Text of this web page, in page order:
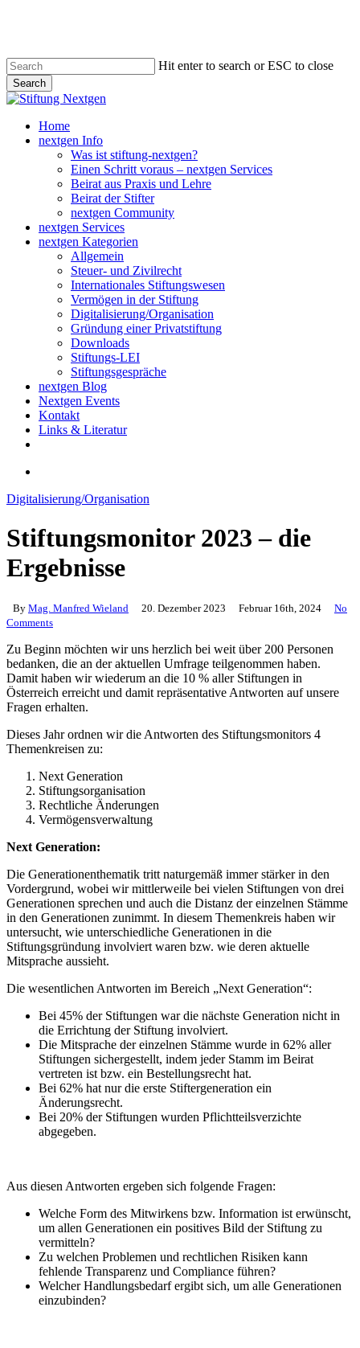
content
Hit enter to search or ESC to close
Search
Close
search
Menu
Home
nextgen Info
Was ist stiftung-nextgen?
Einen Schritt voraus – nextgen Services
Beirat aus Praxis und Lehre
Beirat der Stifter
nextgen Community
nextgen Services
nextgen Kategorien
Allgemein
Steuer- und Zivilrecht
Internationales Stiftungswesen
Vermögen in der Stiftung
Digitalisierung/Organisation
Gründung einer Privatstiftung
Downloads
Stiftungs-LEI
Stiftungsgespräche
nextgen Blog
Nextgen Events
Kontakt
Links & Literatur
Digitalisierung/Organisation
Stiftungsmonitor 2023 – die
Ergebnisse
By Mag. Manfred Wieland 20. Dezember 2023 Februar 16th, 2024
No
Comments
Zu Beginn möchten wir uns herzlich bei weit über 200 Personen
bedanken, die an der aktuellen Umfrage teilgenommen haben.
Damit haben wir wiederum an die 10 % aller Stiftungen in
Österreich erreicht und damit repräsentative Antworten auf unsere
Fragen erhalten.
Dieses Jahr ordnen wir die Antworten des Stiftungsmonitors 4
Themenkreisen zu:
Next Generation
Stiftungsorganisation
Rechtliche Änderungen
Vermögensverwaltung
Next Generation:
Die Generationenthematik tritt naturgemäß immer stärker in den
Vordergrund, wobei wir mittlerweile bei vielen Stiftungen von drei
Generationen sprechen und auch die Distanz der einzelnen Stämme
in den Generationen zunimmt. In diesem Themenkreis haben wir
untersucht, wie unterschiedliche Generationen in die
Stiftungsgründung involviert waren bzw. wie deren aktuelle
Mitsprache aussieht.
Die wesentlichen Antworten im Bereich „Next Generation“:
Bei 45% der Stiftungen war die nächste Generation nicht in
die Errichtung der Stiftung involviert.
Die Mitsprache der einzelnen Stämme wurde in 62% aller
Stiftungen sichergestellt, indem jeder Stamm im Beirat
vertreten ist bzw. ein Bestellungsrecht hat.
Bei 62% hat nur die erste Stiftergeneration ein
Änderungsrecht.
Bei 20% der Stiftungen wurden Pflichtteilsverzichte
abgegeben.
Aus diesen Antworten ergeben sich folgende Fragen:
Welche Form des Mitwirkens bzw. Information ist erwünscht,
um allen Generationen ein positives Bild der Stiftung zu
vermitteln?
Zu welchen Problemen und rechtlichen Risiken kann
fehlende Transparenz und Compliance führen?
Welcher Handlungsbedarf ergibt sich, um alle Generationen
einzubinden?